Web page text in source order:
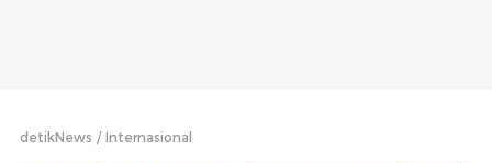
detikNews Internasional